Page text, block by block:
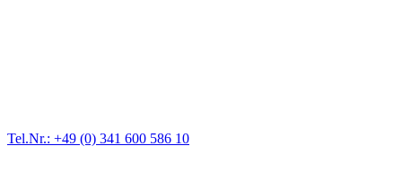
Tel.Nr.: +49 (0) 341 600 586 10